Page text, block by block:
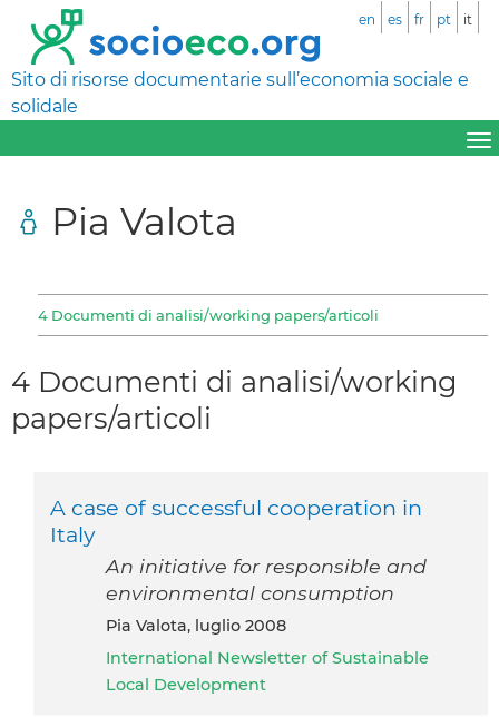
Sito di risorse documentarie sull’economia sociale e
solidale
en es fr pt it
Pia Valota
4 Documenti di analisi/working papers/articoli
4 Documenti di analisi/working
papers/articoli
A case of successful cooperation in
Italy
An initiative for responsible and
environmental consumption
Pia Valota, luglio 2008
International Newsletter of Sustainable
Local Development